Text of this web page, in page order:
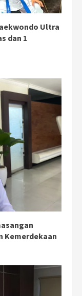
Ultra
dan 1
Kemerdekaan